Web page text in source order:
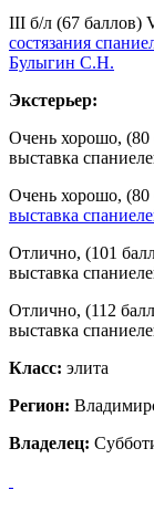
III б/л (67 баллов)
состязания
Булыгин С.Н.
Экстерьер:
Очень хорошо,
выставка
Очень хорошо,
выставка
Отлично, (101
выставка
Отлично, (112
выставка
Класс: элита
Регион:
Владелец: